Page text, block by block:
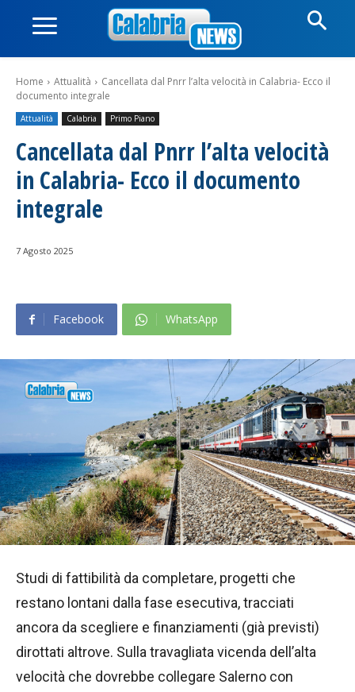
Home Attualità
Cancellata dal Pnrr l’alta velocità in Calabria- Ecco il
documento integrale
Attualità Calabria Primo Piano
Cancellata dal Pnrr l’alta velocità
in Calabria- Ecco il documento
integrale
7 Agosto 2025
Facebook WhatsApp
Studi di fattibilità da completare, progetti che
restano lontani dalla fase esecutiva, tracciati
ancora da scegliere e finanziamenti (già previsti)
dirottati altrove. Sulla travagliata vicenda dell’alta
velocità che dovrebbe collegare Salerno con